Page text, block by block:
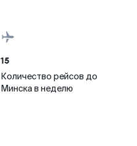
15
Количество рейсов до
Минска в неделю